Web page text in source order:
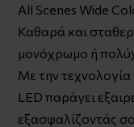
All Scenes Wide
Καθαρά και
μονόχρωμο ή
Με την
LED παράγει
εξασφαλίζοντάς